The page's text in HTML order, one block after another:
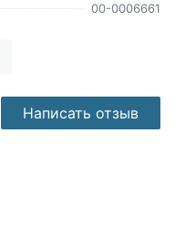
00-0006661
Написать отзыв